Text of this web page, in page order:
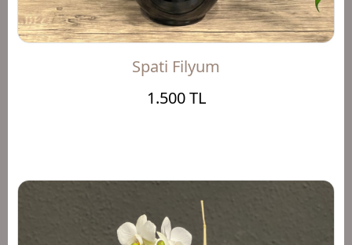
Spati Filyum
1.500 TL